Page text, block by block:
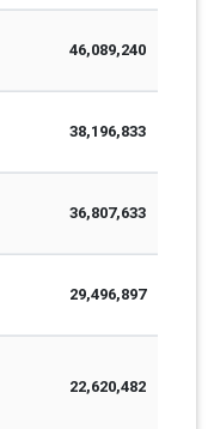
46,089,240
38,196,833
36,807,633
29,496,897
22,620,482